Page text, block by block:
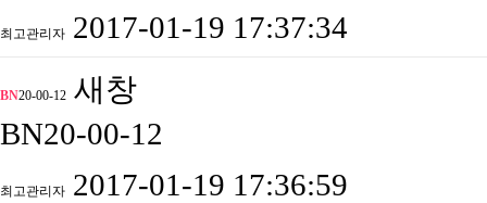
최고관리자 2017-01-19 17:37:34
BN20-00-12 새창
BN20-00-12
최고관리자 2017-01-19 17:36:59